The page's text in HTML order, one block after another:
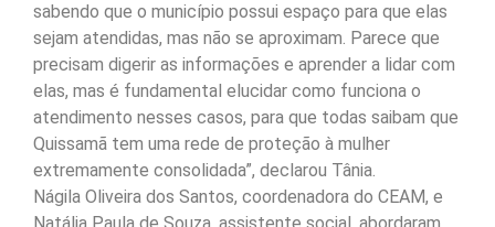
sabendo que o município possui espaço para que elas
sejam atendidas, mas não se aproximam. Parece que
precisam digerir as informações e aprender a lidar com
elas, mas é fundamental elucidar como funciona o
atendimento nesses casos, para que todas saibam que
Quissamã tem uma rede de proteção à mulher
extremamente consolidada”, declarou Tânia.
Nágila Oliveira dos Santos, coordenadora do CEAM, e